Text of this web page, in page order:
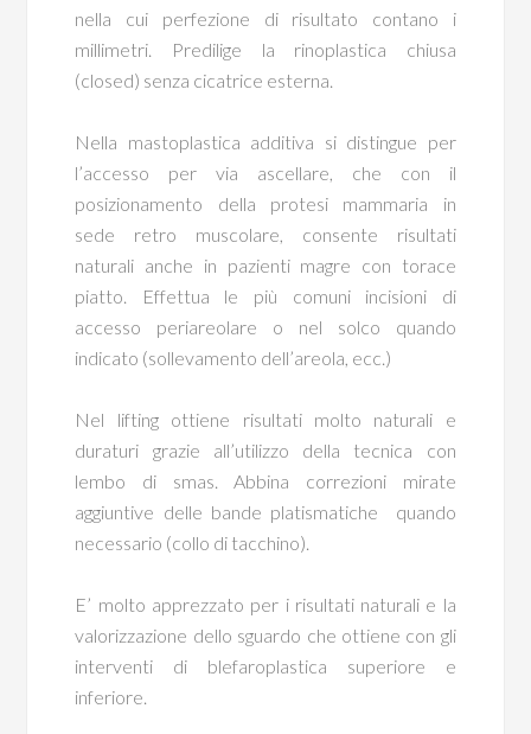
nella cui perfezione di risultato contano i
millimetri. Predilige la rinoplastica chiusa
(closed) senza cicatrice esterna.
Nella mastoplastica additiva si distingue per
l’accesso per via ascellare, che con il
posizionamento della protesi mammaria in
sede retro muscolare, consente risultati
naturali anche in pazienti magre con torace
piatto. Effettua le più comuni incisioni di
accesso periareolare o nel solco quando
indicato (sollevamento dell’areola, ecc.)
Nel lifting ottiene risultati molto naturali e
duraturi grazie all’utilizzo della tecnica con
lembo di smas. Abbina correzioni mirate
aggiuntive delle bande platismatiche quando
necessario (collo di tacchino).
E’ molto apprezzato per i risultati naturali e la
valorizzazione dello sguardo che ottiene con gli
interventi di blefaroplastica superiore e
inferiore.